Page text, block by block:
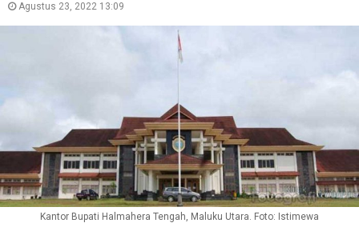
Agustus 23, 2022 13:09
Kantor Bupati Halmahera Tengah, Maluku Utara. Foto: Istimewa